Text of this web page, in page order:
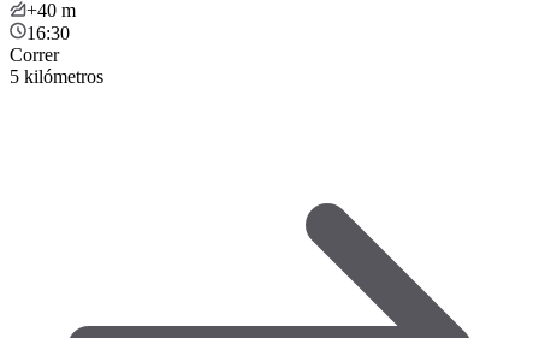
+40 m
16:30
Correr
5 kilómetros